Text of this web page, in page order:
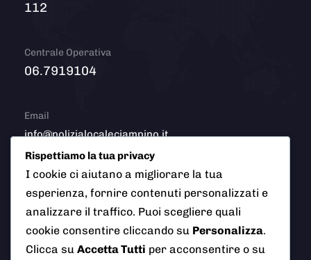
112
Centrale Operativa
06.7919104
Email
info@polizialocaleciampino.it
© 2026 Polizia Locale del Comune di Ciampino (Roma). Tutti
i diritti riservati
Rispettiamo la tua privacy
I cookie ci aiutano a migliorare la tua
esperienza, fornire contenuti personalizzati e
analizzare il traffico. Puoi scegliere quali
cookie consentire cliccando su Personalizza.
Clicca su Accetta Tutti per acconsentire o su